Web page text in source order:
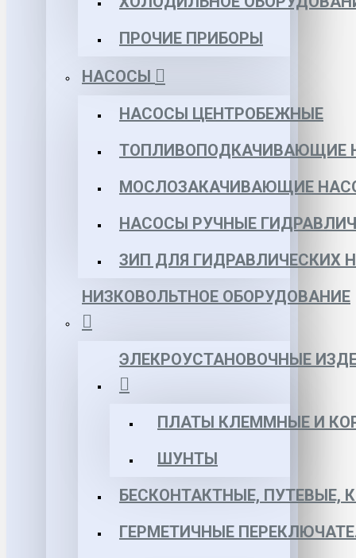
ПРОЧИЕ ПРИБОРЫ
НАСОСЫ
НАСОСЫ ЦЕНТРОБЕЖНЫЕ
ТОПЛИВОПОДКАЧИВАЮЩИЕ
МОСЛОЗАКАЧИВАЮЩИЕ
НАСОСЫ РУЧНЫЕ
ЗИП ДЛЯ ГИДРАВЛИЧЕСКИХ
НИЗКОВОЛЬТНОЕ ОБОРУДОВАНИЕ
ЭЛЕКРОУСТАНОВОЧНЫЕ
ПЛАТЫ КЛЕММНЫЕ И
ШУНТЫ
БЕСКОНТАКТНЫЕ, ПУТЕВЫЕ,
ГЕРМЕТИЧНЫЕ